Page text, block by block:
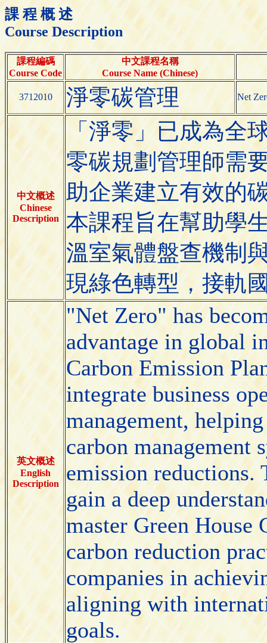
課 程 概 述
Course Description
課程編碼
Course Code
中文課程名稱
Course Name (Chinese)
3712010 淨零碳管理 Net
中文概述
Chinese
Description
「淨零」已成為全
零碳規劃管理師需
助企業建立有效的
本課程旨在幫助學
溫室氣體盤查機制
現綠色轉型，接軌
英文概述
English
Description
"Net Zero" has
advantage in global
Carbon Emission
integrate business
management,
carbon management
emission reductions.
gain a deep
master Green House
carbon reduction
companies in
aligning with
goals.